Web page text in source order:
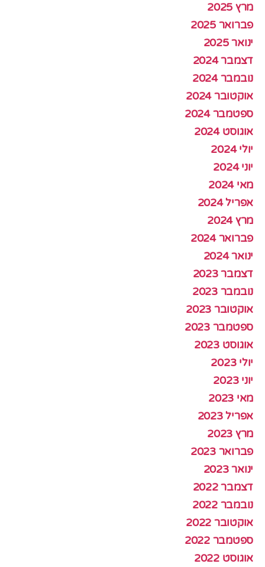
מרץ 2025
פברואר 2025
ינואר 2025
דצמבר 2024
נובמבר 2024
אוקטובר 2024
ספטמבר 2024
אוגוסט 2024
יולי 2024
יוני 2024
מאי 2024
אפריל 2024
מרץ 2024
פברואר 2024
ינואר 2024
דצמבר 2023
נובמבר 2023
אוקטובר 2023
ספטמבר 2023
אוגוסט 2023
יולי 2023
יוני 2023
מאי 2023
אפריל 2023
מרץ 2023
פברואר 2023
ינואר 2023
דצמבר 2022
נובמבר 2022
אוקטובר 2022
ספטמבר 2022
אוגוסט 2022